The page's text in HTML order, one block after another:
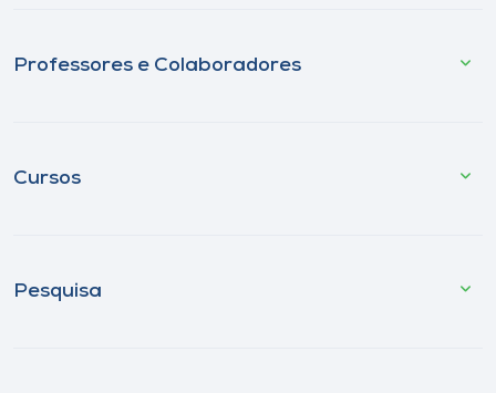
Professores e Colaboradores
Cursos
Pesquisa